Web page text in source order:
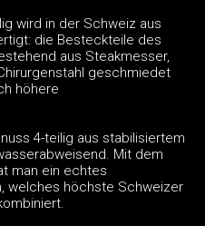
wird in der Schweiz aus
die Besteckteile des
aus Steakmesser,
geschmiedet
höhere
4-teilig aus stabilisiertem
Mit dem
man ein echtes
welches höchste Schweizer